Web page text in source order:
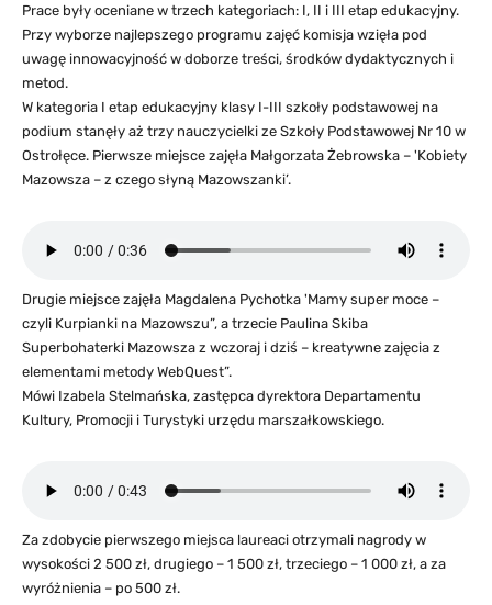
Prace były oceniane w trzech kategoriach: I, II i III etap edukacyjny.
Przy wyborze najlepszego programu zajęć komisja wzięła pod
uwagę innowacyjność w doborze treści, środków dydaktycznych i
metod.
W kategoria I etap edukacyjny klasy I-III szkoły podstawowej na
podium stanęły aż trzy nauczycielki ze Szkoły Podstawowej Nr 10 w
Ostrołęce. Pierwsze miejsce zajęła Małgorzata Żebrowska – 'Kobiety
Mazowsza – z czego słyną Mazowszanki’.
Drugie miejsce zajęła Magdalena Pychotka 'Mamy super moce –
czyli Kurpianki na Mazowszu”, a trzecie Paulina Skiba
Superbohaterki Mazowsza z wczoraj i dziś – kreatywne zajęcia z
elementami metody WebQuest”.
Mówi Izabela Stelmańska, zastępca dyrektora Departamentu
Kultury, Promocji i Turystyki urzędu marszałkowskiego.
Za zdobycie pierwszego miejsca laureaci otrzymali nagrody w
wysokości 2 500 zł, drugiego – 1 500 zł, trzeciego – 1 000 zł, a za
wyróżnienia – po 500 zł.